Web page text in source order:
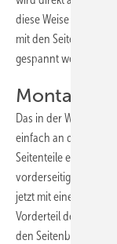
diese Weise enorme
mit den
gespannt werden.
Montage
Das in der Werkstatt
einfach an der
Seitenteile erhalten
vorderseitig auf die
jetzt mit einer
Vorderteil der
den Seitenblechen